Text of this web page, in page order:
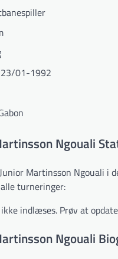
23/01-1992
Ngouali
Martinsson Ngouali i
turneringer:
indlæses. Prøv at
Ngouali